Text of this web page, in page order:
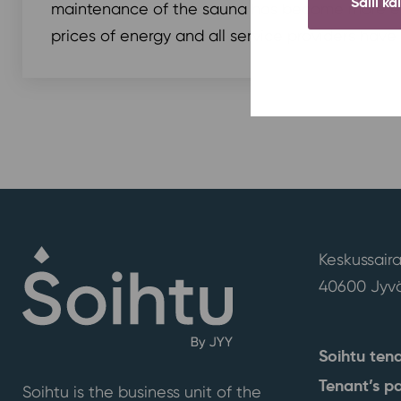
maintenance of the sauna has become more
prices of energy and all service providers have
Soihtu is the business unit of the
40600
Soihtu
Tenant’s